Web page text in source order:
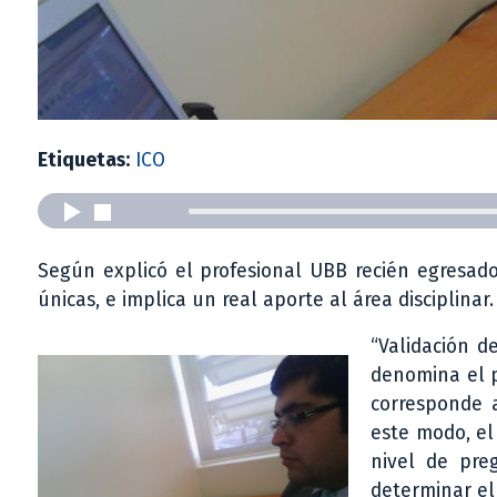
Etiquetas: ICO
Según explicó el profesional UBB recién
únicas, e implica un real aporte al área disciplinar.
“Validación
denomina el
corresponde
este modo,
nivel de
determinar